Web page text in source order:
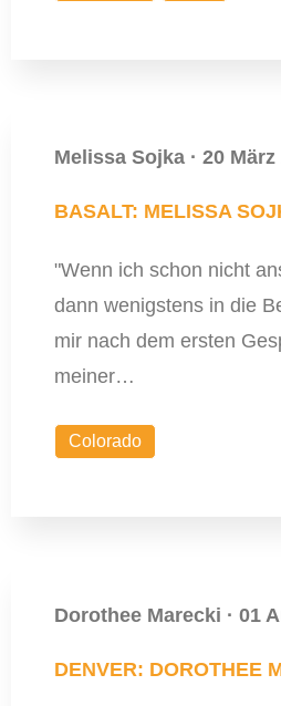
Melissa Sojka · 20 März
BASALT: MELISSA
"Wenn ich schon nicht
dann wenigstens in die
mir nach dem ersten
meiner…
Colorado
Dorothee Marecki · 01
DENVER: DOROTHEE